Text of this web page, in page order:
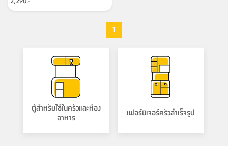
1
ตู้สำหรับใช้ในครัวและห้อง
อาหาร
เฟอร์นิเจอร์ครัวสำเร็จรูป